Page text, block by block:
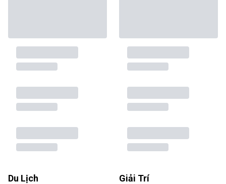
Du Lịch Giải Trí